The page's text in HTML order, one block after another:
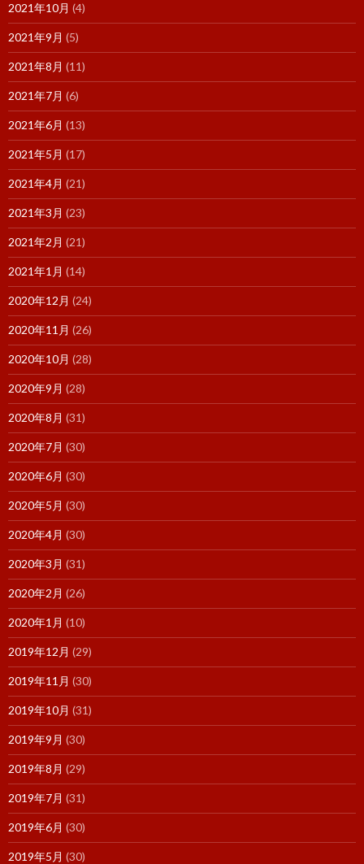
2021年10月 (4)
2021年9月 (5)
2021年8月 (11)
2021年7月 (6)
2021年6月 (13)
2021年5月 (17)
2021年4月 (21)
2021年3月 (23)
2021年2月 (21)
2021年1月 (14)
2020年12月 (24)
2020年11月 (26)
2020年10月 (28)
2020年9月 (28)
2020年8月 (31)
2020年7月 (30)
2020年6月 (30)
2020年5月 (30)
2020年4月 (30)
2020年3月 (31)
2020年2月 (26)
2020年1月 (10)
2019年12月 (29)
2019年11月 (30)
2019年10月 (31)
2019年9月 (30)
2019年8月 (29)
2019年7月 (31)
2019年6月 (30)
2019年5月 (30)